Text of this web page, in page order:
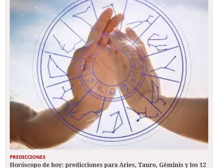
PREDICCIONES
Horóscopo de hoy: predicciones para Aries, Tauro, Géminis y los 12